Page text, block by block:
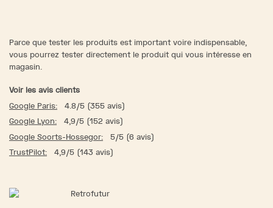
Parce que tester les produits est important voire indispensable,
vous pourrez tester directement le produit qui vous intéresse en
magasin.
Voir les avis clients
Google Paris:
4.8/5 (355 avis)
Google Lyon:
4,9/5 (152 avis)
Google Soorts-Hossegor:
5/5 (6 avis)
TrustPilot:
4,9/5 (143 avis)